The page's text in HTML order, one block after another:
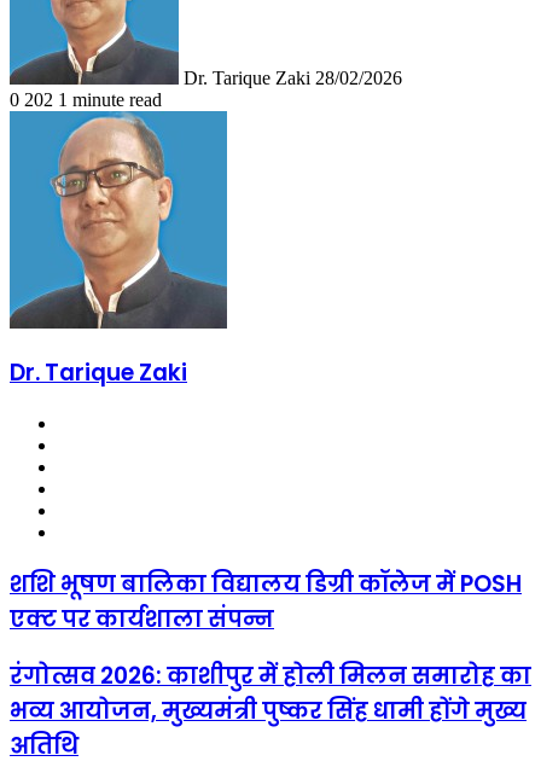
Dr. Tarique Zaki 28/02/2026
0 202 1 minute read
Dr. Tarique Zaki
शशि
भूषण
बालिका
डिग्री
कॉलेज
में
POSH
एक्ट
शशि भूषण बालिका विद्यालय डिग्री कॉलेज में POSH
एक्ट पर कार्यशाला संपन्न
रंगोत्सव
2026:
काशीपुर
में
होली
रंगोत्सव 2026: काशीपुर में होली मिलन समारोह का
भव्य आयोजन, मुख्यमंत्री पुष्कर सिंह धामी होंगे मुख्य
अतिथि